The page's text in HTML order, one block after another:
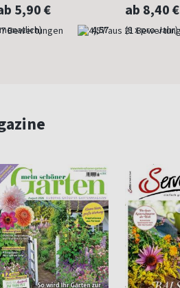
5,90 €
4,57
ab 8,40 €
(8 x pro Jahr)